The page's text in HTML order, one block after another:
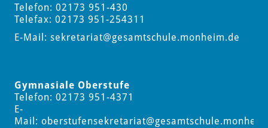
Telefon: 02173 951-430
Telefax: 02173 951-254311
E-Mail: sekretariat@gesamtschule.monheim.de
Gymnasiale Oberstufe
Telefon: 02173 951-4371
E-
Mail: oberstufensekretariat